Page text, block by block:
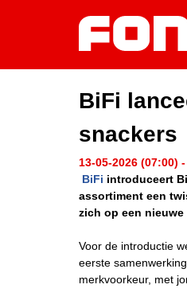
BiFi
snackers
13-05-2026 (07:00)
BiFi introduceert
assortiment een
zich op een
Voor de introductie
eerste
merkvoorkeur, met